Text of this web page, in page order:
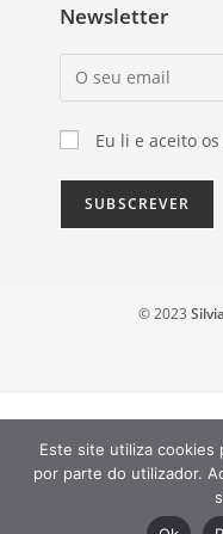
Newsletter
Eu li e aceito
© 2023
Este site utiliza cookies
por parte do utilizador.